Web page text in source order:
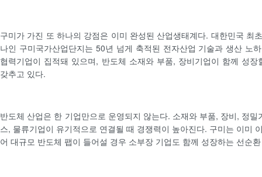
구미가 가진 또 하나의 강점은 이미 완성된 산업생태계다. 대한민국 최
나인 구미국가산업단지는 50년 넘게 축적된 전자산업 기술과 생산 노
협력기업이 집적돼 있으며, 반도체 소재와 부품, 장비기업이 함께 성
갖추고 있다.
반도체 산업은 한 기업만으로 운영되지 않는다. 소재와 부품, 장비, 정
스, 물류기업이 유기적으로 연결될 때 경쟁력이 높아진다. 구미는 이미
어 대규모 반도체 팹이 들어설 경우 소부장 기업도 함께 성장하는 선순